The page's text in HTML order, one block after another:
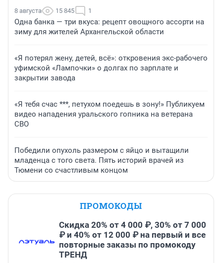
8 августа 15 845 1
Одна банка — три вкуса: рецепт овощного ассорти на
зиму для жителей Архангельской области
«Я потерял жену, детей, всё»: откровения экс-рабочего
уфимской «Лампочки» о долгах по зарплате и
закрытии завода
«Я тебя счас ***, петухом поедешь в зону!» Публикуем
видео нападения уральского гопника на ветерана
СВО
Победили опухоль размером с яйцо и вытащили
младенца с того света. Пять историй врачей из
Тюмени со счастливым концом
ПРОМОКОДЫ
Скидка 20% от 4 000 ₽, 30% от 7 000
₽ и 40% от 12 000 ₽ на первый и все
повторные заказы по промокоду
ТРЕНД